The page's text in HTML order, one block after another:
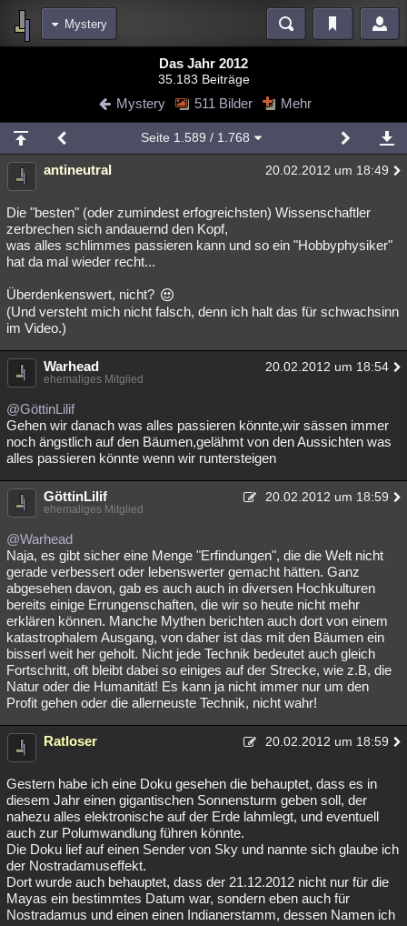
Mystery
Diskussionen Blogs Videos
Chat Wiki Neuigkeiten
meine Rubriken
Menschen Wissenschaft Mystery Kriminalfälle
Spiritualität Verschwörungen Technologie Ufologie
Natur Umfragen Unterhaltung
Philosophie Träume Orte
Astronomie
Musik Clash Verbesserungen Allmystery English
Besucht Teilgenommen Alle Neue Geschlossen
Lesenswert Schlüsselwörter
Das Jahr 2012
35.183 Beiträge
Mystery 511 Bilder Mehr
Seite 1.589 / 1.768
antineutral 20.02.2012 um 18:49
Die "besten" (oder zumindest erfogreichsten) Wissenschaftler
zerbrechen sich andauernd den Kopf,
was alles schlimmes passieren kann und so ein "Hobbyphysiker"
hat da mal wieder recht...
Überdenkenswert, nicht?
(Und versteht mich nicht falsch, denn ich halt das für schwachsinn
im Video.)
Warhead 20.02.2012 um 18:54
ehemaliges Mitglied
@GöttinLilif
Gehen wir danach was alles passieren könnte,wir sässen immer
noch ängstlich auf den Bäumen,gelähmt von den Aussichten was
alles passieren könnte wenn wir runtersteigen
GöttinLilif 20.02.2012 um 18:59
ehemaliges Mitglied
@Warhead
Naja, es gibt sicher eine Menge "Erfindungen", die die Welt nicht
gerade verbessert oder lebenswerter gemacht hätten. Ganz
abgesehen davon, gab es auch auch in diversen Hochkulturen
bereits einige Errungenschaften, die wir so heute nicht mehr
erklären können. Manche Mythen berichten auch dort von einem
katastrophalem Ausgang, von daher ist das mit den Bäumen ein
bisserl weit her geholt. Nicht jede Technik bedeutet auch gleich
Fortschritt, oft bleibt dabei so einiges auf der Strecke, wie z.B, die
Natur oder die Humanität! Es kann ja nicht immer nur um den
Profit gehen oder die allerneuste Technik, nicht wahr!
Ratloser 20.02.2012 um 18:59
Gestern habe ich eine Doku gesehen die behauptet, dass es in
diesem Jahr einen gigantischen Sonnensturm geben soll, der
nahezu alles elektronische auf der Erde lahmlegt, und eventuell
auch zur Polumwandlung führen könnte.
Die Doku lief auf einen Sender von Sky und nannte sich glaube ich
der Nostradamuseffekt.
Dort wurde auch behauptet, dass der 21.12.2012 nicht nur für die
Mayas ein bestimmtes Datum war, sondern eben auch für
Nostradamus und einen einen Indianerstamm, dessen Namen ich